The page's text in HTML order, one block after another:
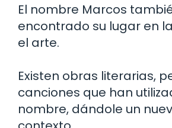
El nombre Marcos
encontrado su lugar en
el arte.
Existen obras literarias,
canciones que han
nombre, dándole un